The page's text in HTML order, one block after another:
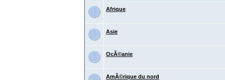
Afrique
Asie
OcÃ©anie
AmÃ©rique du nord